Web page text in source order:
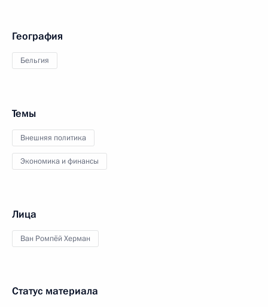
География
Бельгия
Темы
Внешняя политика
Экономика и финансы
Лица
Ван Ромпёй Херман
Статус материала